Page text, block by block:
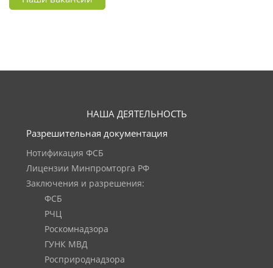
НАША ДЕЯТЕЛЬНОСТЬ
Разрешительная документация
Нотификация ФСБ
Лицензии Минпромторга РФ
Заключения и разрешения:
ФСБ
РЧЦ
Роскомнадзора
ГУНК МВД
Росприроднадзора